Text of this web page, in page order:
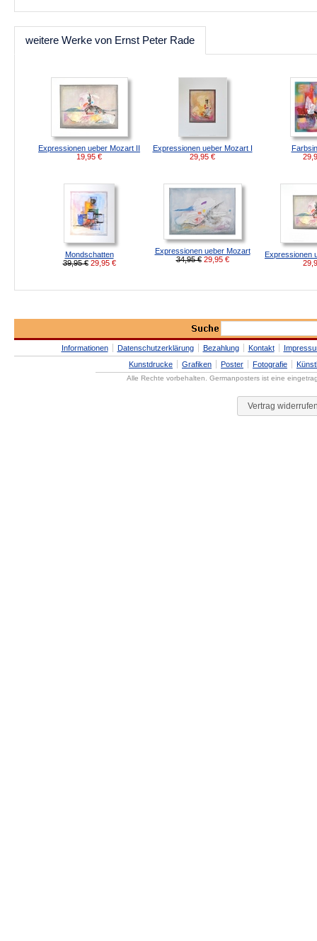
weitere Werke von Ernst Peter Rade
Expressionen ueber Mozart II
19,95 €
Expressionen ueber Mozart I
29,95 €
Mondschatten
39,95 € 29,95 €
Expressionen ueber Mozart
34,95 € 29,95 €
Expressionen
Informationen Datenschutzerklärung Bezahlung Kontakt
Kunstdrucke
Grafiken Poster Fotografie
Alle Rechte vorbehalten. Germanposters ist eine
Vertrag